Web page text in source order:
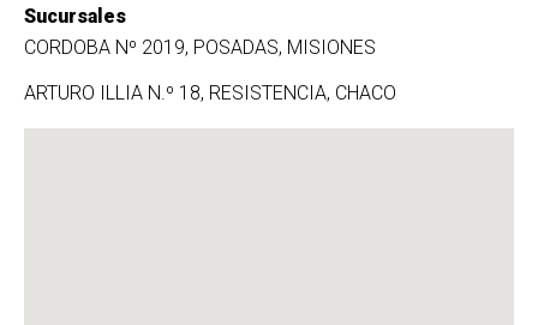
Sucursales
CORDOBA Nº 2019, POSADAS, MISIONES
ARTURO ILLIA N.º 18, RESISTENCIA, CHACO